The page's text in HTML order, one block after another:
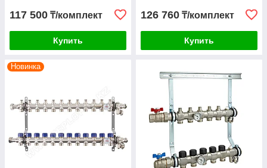
117 500 ₸/комплект
Купить
126 760 ₸/комплект
Купить
Новинка